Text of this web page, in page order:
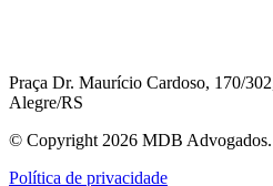
Praça Dr. Maurício Cardoso, 170/
Alegre/RS
© Copyright 2026 MDB Advogados.
Política de privacidade